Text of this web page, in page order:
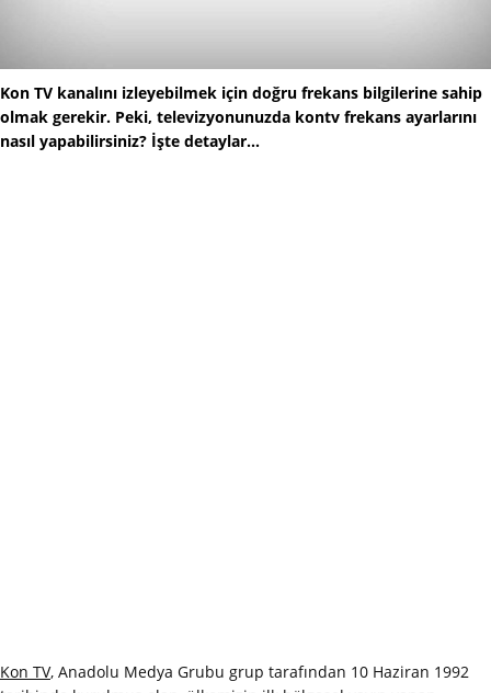
Kon TV kanalını izleyebilmek için doğru frekans bilgilerine sahip
olmak gerekir. Peki, televizyonunuzda kontv frekans ayarlarını
nasıl yapabilirsiniz? İşte detaylar...
Kon TV, Anadolu Medya Grubu grup tarafından 10 Haziran 1992